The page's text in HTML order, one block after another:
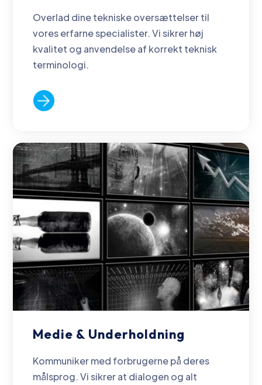
Overlad dine tekniske oversættelser til
vores erfarne specialister. Vi sikrer høj
kvalitet og anvendelse af korrekt teknisk
terminologi.
Medie & Underholdning
Kommuniker med forbrugerne på deres
målsprog. Vi sikrer at dialogen og alt